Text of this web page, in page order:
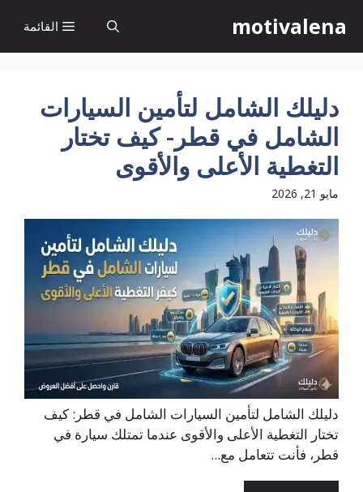
إلى
المحتوى
motivalena القائمة
دليلك الشامل لتأمين السيارات
الشامل في قطر- كيف تختار
التغطية الأعلى والأقوى
مايو 21, 2026
دليلك الشامل لتأمين السيارات الشامل في قطر: كيف
تختار التغطية الأعلى والأقوى عندما تمتلك سيارة في
قطر، فأنت تتعامل مع...